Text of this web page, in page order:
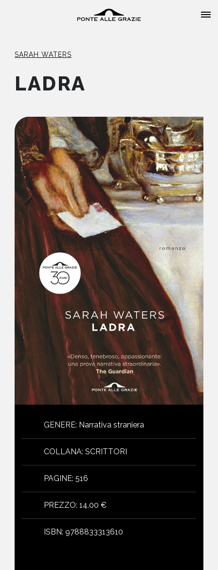
CHI SIAMO
CATALOGO
AUTORI
EVENTI
NEWS
CONTATTI
SARAH WATERS
LADRA
GENERE: Narrativa straniera
COLLANA: SCRITTORI
PAGINE: 516
PREZZO: 14.00 €
ISBN: 9788833313610